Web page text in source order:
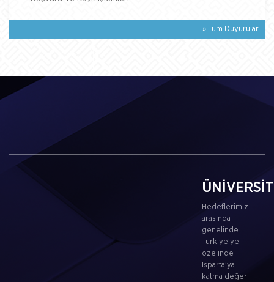
» Tüm Duyurular
Hedeflerimiz
arasında
genelinde
Türkiye’ye,
özelinde
Isparta’ya
katma değer